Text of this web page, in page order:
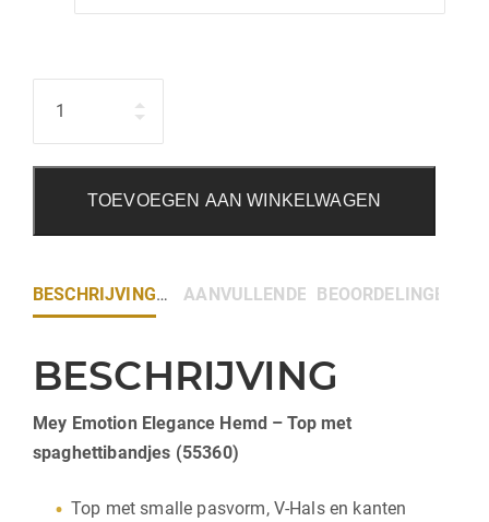
TOEVOEGEN AAN WINKELWAGEN
BESCHRIJVING AANVULLENDE INFORMATIE
BEOORDELINGEN (0)
BESCHRIJVING
Mey Emotion Elegance Hemd – Top met
spaghettibandjes (55360)
Top met smalle pasvorm, V-Hals en kanten